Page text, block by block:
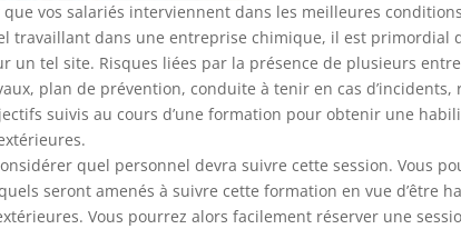
vos salariés interviennent dans les meilleures
travaillant dans une entreprise chimique, il est primordial
un tel site. Risques liées par la présence de plusieurs
plan de prévention, conduite à tenir en cas d’incidents,
suivis au cours d’une formation pour obtenir une
quel personnel devra suivre cette session. Vous
seront amenés à suivre cette formation en vue d’être
Vous pourrez alors facilement réserver une